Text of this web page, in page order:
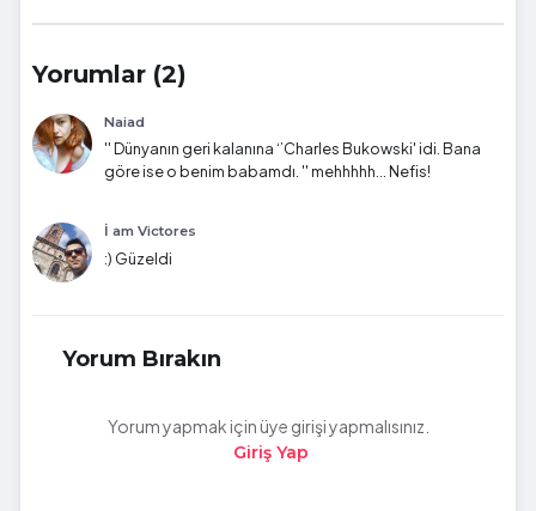
Yorumlar (2)
Naiad
'' Dünyanın geri kalanına ‘’Charles Bukowski' idi. Bana
göre ise o benim babamdı. '' mehhhhh... Nefis!
İ am Victores
:) Güzeldi
Yorum Bırakın
Yorum yapmak için üye girişi yapmalısınız.
Giriş Yap